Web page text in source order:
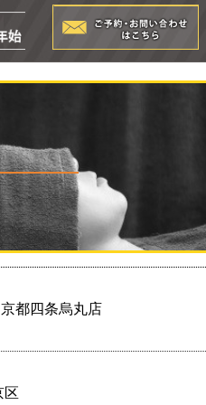
都四条烏丸店
区